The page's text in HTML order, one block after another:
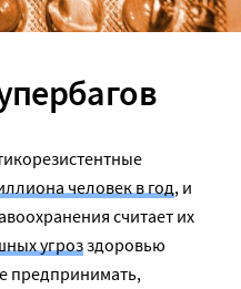
человек в год, и
считает их
угрозздоровью
предпринимать,